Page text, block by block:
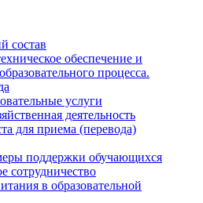
состав
обеспечение и
процесса.
услуги
деятельность
для приема (перевода)
поддержки обучающихся
сотрудничество
в образовательной